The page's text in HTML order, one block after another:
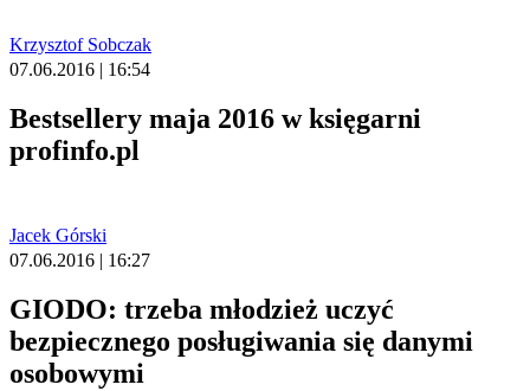
Krzysztof Sobczak
07.06.2016 | 16:54
Bestsellery maja 2016 w księgarni
profinfo.pl
Jacek Górski
07.06.2016 | 16:27
GIODO: trzeba młodzież uczyć
bezpiecznego posługiwania się danymi
osobowymi